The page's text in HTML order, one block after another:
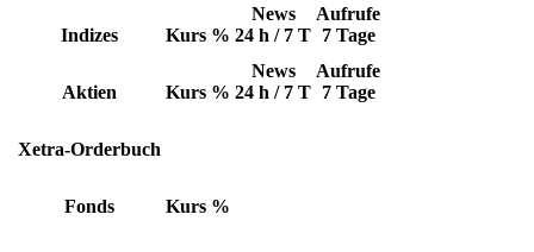
Indizes Kurs %
News
24 h / 7 T
Aufrufe
7 Tage
Aktien Kurs %
News
24 h / 7 T
Aufrufe
7 Tage
Xetra-Orderbuch
Fonds Kurs %